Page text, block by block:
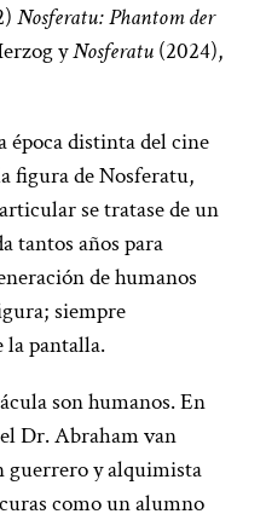
Nosferatu: Phantom der
yNosferatu(2024),
época distinta del cine
figura de Nosferatu,
se tratase de un
tantos años para
de humanos
siempre
la pantalla.
son humanos. En
Dr. Abraham van
guerrero y alquimista
como un alumno